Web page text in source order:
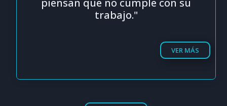
piensan que no cumple con su
trabajo."
VER MÁS